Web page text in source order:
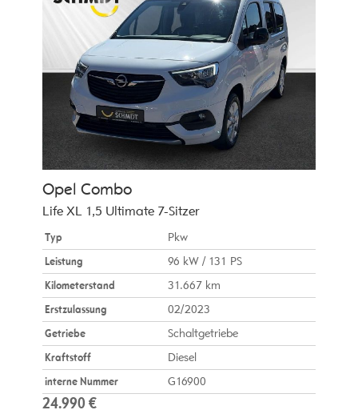
Opel Combo
Life XL 1,5 Ultimate 7-Sitzer
Typ
Pkw
Leistung
96 kW / 131 PS
Kilometerstand
31.667 km
Erstzulassung
02/2023
Getriebe
Schaltgetriebe
Kraftstoff
Diesel
interne Nummer
G16900
24.990 €